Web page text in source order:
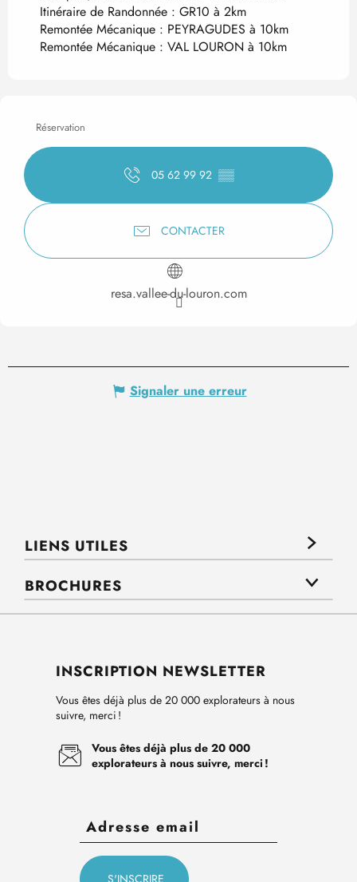
Itinéraire de Randonnée : GR10 à 2km
Remontée Mécanique : PEYRAGUDES à 10km
Remontée Mécanique : VAL LOURON à 10km
Réservation
05 62 99 92 ▒▒
CONTACTER
resa.vallee-du-louron.com
Signaler une erreur
LIENS UTILES
BROCHURES
INSCRIPTION NEWSLETTER
Vous êtes déjà plus de 20 000 explorateurs à nous
suivre, merci !
Vous êtes déjà plus de 20 000
explorateurs à nous suivre, merci !